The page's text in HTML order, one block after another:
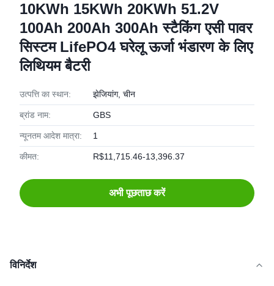
10KWh 15KWh 20KWh 51.2V
100Ah 200Ah 300Ah स्टैकिंग एसी पावर
सिस्टम LifePO4 घरेलू ऊर्जा भंडारण के लिए
लिथियम बैटरी
उत्पत्ति का स्थान: झेजियांग, चीन
ब्रांड नाम: GBS
न्यूनतम आदेश मात्रा: 1
कीमत: R$11,715.46-13,396.37
अभी पूछताछ करें
विनिर्देश